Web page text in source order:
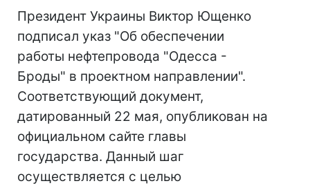
Президент Украины Виктор Ющенко
подписал указ "Об обеспечении
работы нефтепровода "Одесса -
Броды" в проектном направлении".
Соответствующий документ,
датированный 22 мая, опубликован на
официальном сайте главы
государства. Данный шаг
осуществляется с целью